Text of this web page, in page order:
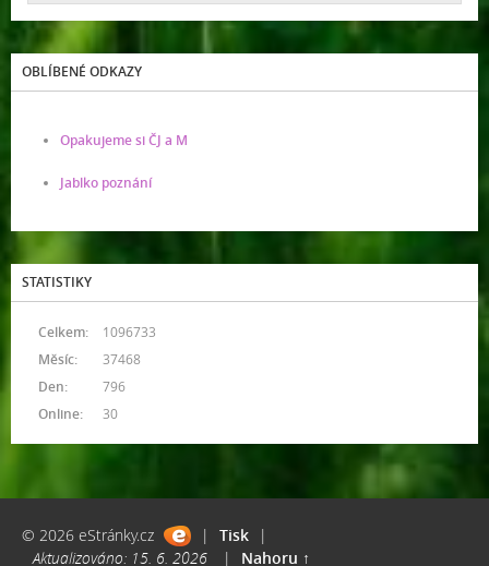
OBLÍBENÉ ODKAZY
Opakujeme si ČJ a M
Jablko poznání
STATISTIKY
Online: 30
Celkem:
1096733
Měsíc:
37468
Den:
796
© 2026 eStránky.cz | Tisk
|
Aktualizováno: 15. 6. 2026
| Nahoru ↑